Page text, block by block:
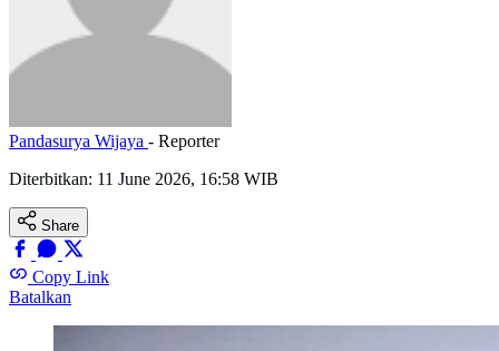
Pandasurya Wijaya - Reporter
Diterbitkan: 11 June 2026, 16:58 WIB
Share
Copy Link
Batalkan